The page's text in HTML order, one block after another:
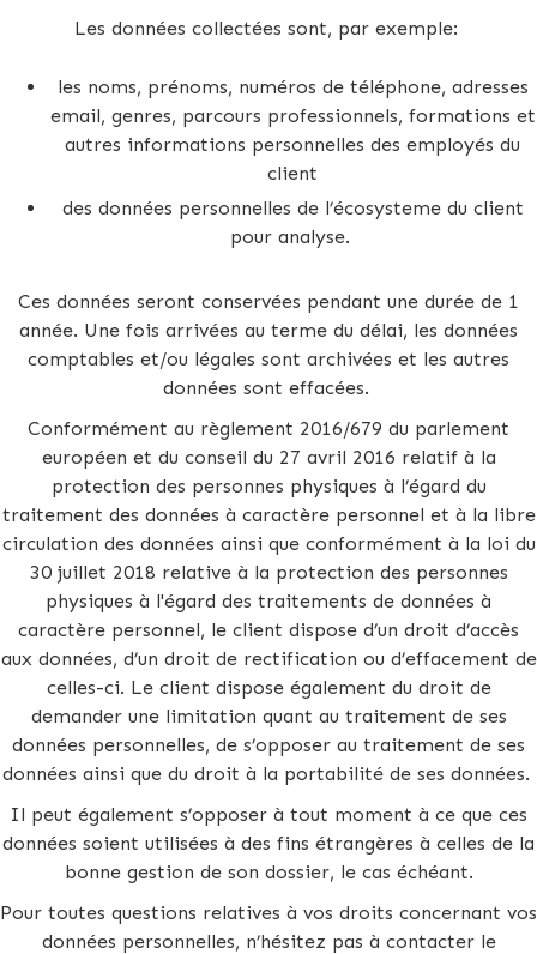
Les données collectées sont, par exemple:
les noms, prénoms, numéros de téléphone, adresses
email, genres, parcours professionnels, formations et
autres informations personnelles des employés du
client
des données personnelles de l’écosysteme du client
pour analyse.
Ces données seront conservées pendant une durée de 1
année. Une fois arrivées au terme du délai, les données
comptables et/ou légales sont archivées et les autres
données sont effacées.
Conformément au règlement 2016/679 du parlement
européen et du conseil du 27 avril 2016 relatif à la
protection des personnes physiques à l’égard du
traitement des données à caractère personnel et à la libre
circulation des données ainsi que conformément à la loi du
30 juillet 2018 relative à la protection des personnes
physiques à l'égard des traitements de données à
caractère personnel, le client dispose d’un droit d’accès
aux données, d’un droit de rectification ou d’effacement de
celles-ci. Le client dispose également du droit de
demander une limitation quant au traitement de ses
données personnelles, de s’opposer au traitement de ses
données ainsi que du droit à la portabilité de ses données.
Il peut également s’opposer à tout moment à ce que ces
données soient utilisées à des fins étrangères à celles de la
bonne gestion de son dossier, le cas échéant.
Pour toutes questions relatives à vos droits concernant vos
données personnelles, n’hésitez pas à contacter le